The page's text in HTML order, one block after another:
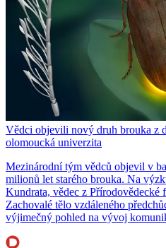
Vědci objevili nový druh brouka z
olomoucká univerzita
Mezinárodní tým vědců objevil v
milionů let starého brouka. Na
Kundrata, vědec z
Zachovalé tělo vzdáleného
výjimečný pohled na vývoj